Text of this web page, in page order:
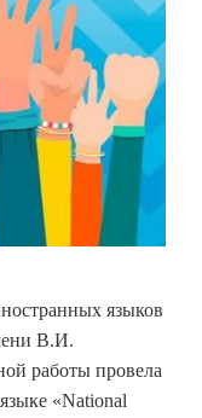
языков
В.И.
работы провела
«National